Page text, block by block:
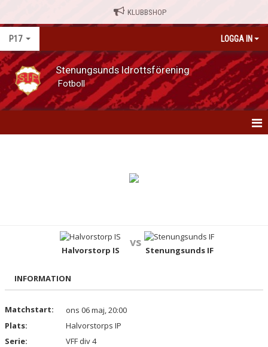
KLUBBSHOP
P17 LOGGA IN
Stenungsunds Idrottsförening
Fotboll
BILDGALLERI
KONTAKT
Halvorstorp IS
vs
Stenungsunds IF
INFORMATION
Matchstart:
ons 06 maj, 20:00
Plats:
Halvorstorps IP
Serie:
VFF div 4